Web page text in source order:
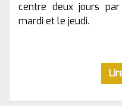
centre deux jours
mardi et le jeudi.